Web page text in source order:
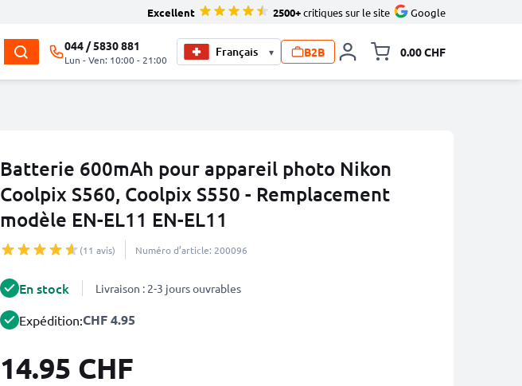
Excellent 2500+critiques sur le site Google
044 / 5830 881
Lun - Ven: 10:00 - 21:00
▾ B2B 0.00 CHF
Batterie 600mAh pour appareil photo Nikon
Coolpix S560, Coolpix S550 - Remplacement
modèle EN-EL11 EN-EL11
(11 avis) Numéro d’article: 200096
En stock Livraison : 2-3 jours ouvrables
Expédition:CHF 4.95
14.95 CHF